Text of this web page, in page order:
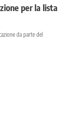
per la lista
da parte del